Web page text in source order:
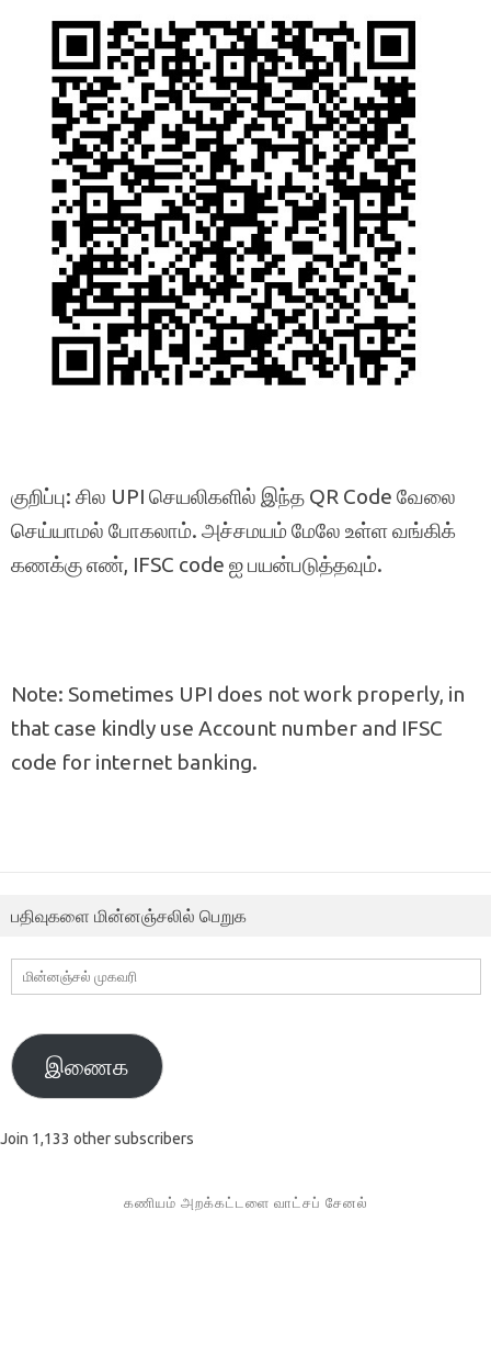
குறிப்பு: சில UPI செயலிகளில் இந்த QR Code வேலை
செய்யாமல் போகலாம். அச்சமயம் மேலே உள்ள வங்கிக்
கணக்கு எண், IFSC code ஐ பயன்படுத்தவும்.
Note: Sometimes UPI does not work properly, in
that case kindly use Account number and IFSC
code for internet banking.
பதிவுகளை மின்னஞ்சலில் பெறுக
மின்னஞ்சல்
முகவரி
இணைக
Join 1,133 other subscribers
கணியம் அறக்கட்டளை வாட்சப் சேனல்